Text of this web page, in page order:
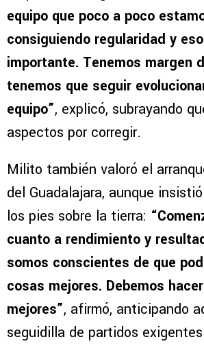
equipo que poco a poco
consiguiendo regularidad y
importante. Tenemos margen
tenemos que seguir
equipo”, explicó, subrayando
aspectos por corregir.
Milito también valoró el
del Guadalajara, aunque
los pies sobre la tierra:
cuanto a rendimiento y
somos conscientes de que
cosas mejores. Debemos
mejores”, afirmó, anticipando
seguidilla de partidos